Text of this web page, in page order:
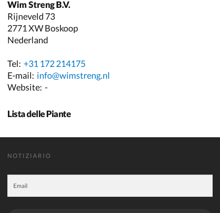
Wim Streng B.V.
Rijneveld 73
2771 XW Boskoop
Nederland
Tel: +31 172 214175
E-mail: info@wimstreng.nl
Website: -
Lista delle Piante
NOTIZIARIO